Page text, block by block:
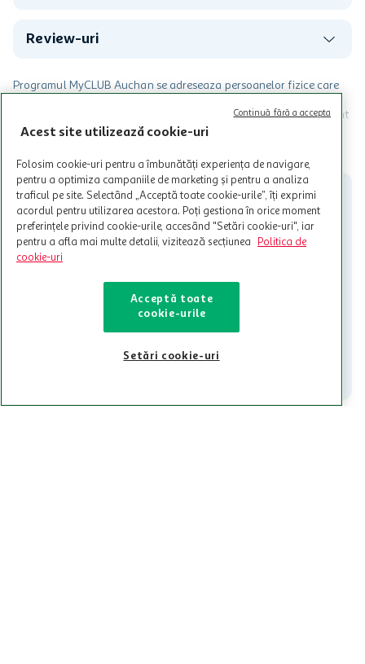
Review-uri
Programul MyCLUB Auchan se adreseaza persoanelor fizice care
Termenele și Condițiile Programului. Ofertele MyCLUB Auchan sunt
valabile in limita stocurilor disponibile. Beneficiile se acorda in
Cardul poate fi utilizat doar in legatura cu magazinele Auchan
participante și pentru acțiuni promotionale indicate de Auchan si
nu poate fi utilizat in legatura cu alti comercianți sau pentru alte
activitati in afara celor mentionate in Termene si Conditii. Auchan
nu raspunde pentru imposibilitatea utilizarii Cardului in perioada in
care aceste este suspendat sau in perioada in care sunt efectuate
intretineri sau reparatii tehnice la sistemul de utilizarea al Cardului.
Iti stam mereu la dispozitie.
021-9141 contact@auchan.ro
Contact
Acest site utilizează cookie-uri
Folosim cookie-uri pentru a îmbunătăți experiența de navigare,
pentru a optimiza campaniile de marketing și pentru a analiza
traficul pe site. Selectând „Acceptă toate cookie-urile”, îți exprimi
acordul pentru utilizarea acestora. Poți gestiona în orice moment
preferințele privind cookie-urile, accesând "Setări cookie-uri", iar
pentru a afla mai multe detalii, vizitează secțiunea
Politica de
cookie-uri
Acceptă toate
cookie-urile
Setări cookie-uri
Continuă fără a accepta